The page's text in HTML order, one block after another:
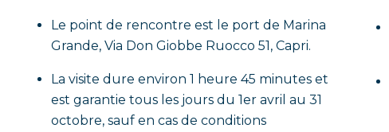
Le point de rencontre est le port de Marina
Grande, Via Don Giobbe Ruocco 51, Capri.
La visite dure environ 1 heure 45 minutes et
est garantie tous les jours du 1er avril au 31
octobre, sauf en cas de conditions